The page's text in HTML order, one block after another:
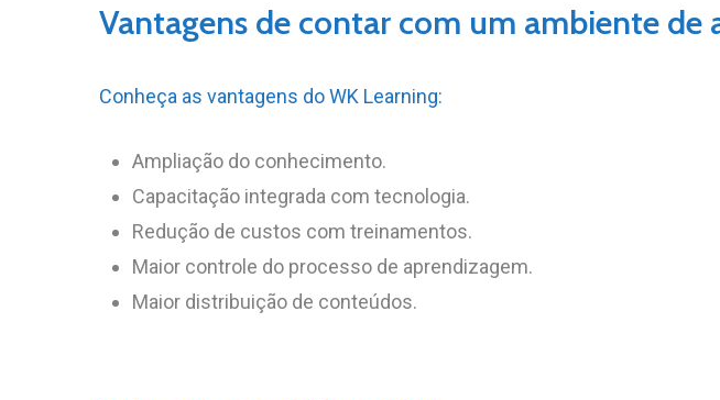
Vantagens de contar com um ambiente de
Conheça as vantagens do WK Learning:
Ampliação do conhecimento.
Capacitação integrada com tecnologia.
Redução de custos com treinamentos.
Maior controle do processo de aprendizagem.
Maior distribuição de conteúdos.